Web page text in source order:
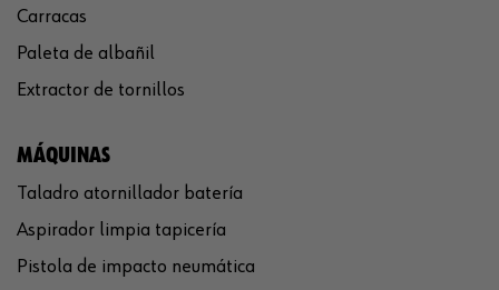
Carracas
Paleta de albañil
Extractor de tornillos
MÁQUINAS
Taladro atornillador batería
Aspirador limpia tapicería
Pistola de impacto neumática